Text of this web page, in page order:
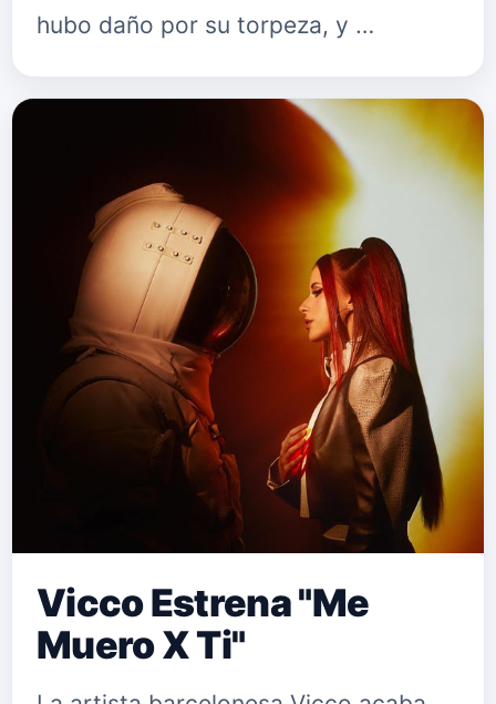
hubo daño por su torpeza, y …
Vicco Estrena "Me
Muero X Ti"